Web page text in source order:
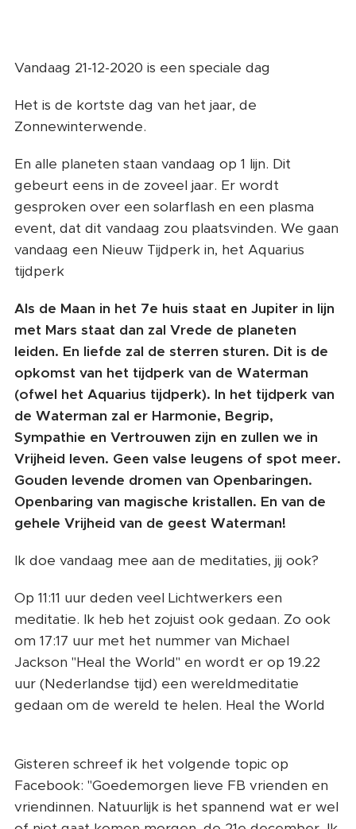
Vandaag 21-12-2020 is een speciale dag ❤️
Het is de kortste dag van het jaar, de
Zonnewinterwende.
En alle planeten staan vandaag op 1 lijn. Dit
gebeurt eens in de zoveel jaar. Er wordt
gesproken over een solarflash en een plasma
event, dat dit vandaag zou plaatsvinden. We gaan
vandaag een Nieuw Tijdperk in, het Aquarius
tijdperk
Als de Maan in het 7e huis staat en Jupiter in lijn
met Mars staat dan zal Vrede de planeten
leiden. En liefde zal de sterren sturen. Dit is de
opkomst van het tijdperk van de Waterman
(ofwel het Aquarius tijdperk). In het tijdperk van
de Waterman zal er Harmonie, Begrip,
Sympathie en Vertrouwen zijn en zullen we in
Vrijheid leven. Geen valse leugens of spot meer.
Gouden levende dromen van Openbaringen.
Openbaring van magische kristallen. En van de
gehele Vrijheid van de geest Waterman!
Ik doe vandaag mee aan de meditaties, jij ook?
Op 11:11 uur deden veel Lichtwerkers een
meditatie. Ik heb het zojuist ook gedaan. Zo ook
om 17:17 uur met het nummer van Michael
Jackson "Heal the World" en wordt er op 19.22
uur (Nederlandse tijd) een wereldmeditatie
gedaan om de wereld te helen. Heal the World
Gisteren schreef ik het volgende topic op
Facebook: "Goedemorgen lieve FB vrienden en
vriendinnen. Natuurlijk is het spannend wat er wel